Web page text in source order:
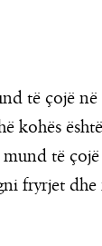
të çojë
kohës
të
fryrjet